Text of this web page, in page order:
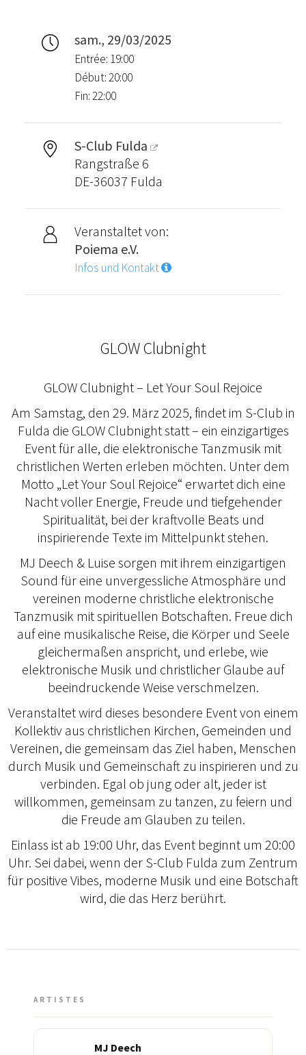
sam., 29/03/2025
Entrée: 19:00
Début: 20:00
Fin: 22:00
S-Club Fulda
Rangstraße 6
DE-36037 Fulda
Veranstaltet von:
Poiema e.V.
Infos und Kontakt
GLOW Clubnight
GLOW Clubnight – Let Your Soul Rejoice
Am Samstag, den 29. März 2025, findet im S-Club in
Fulda die GLOW Clubnight statt – ein einzigartiges
Event für alle, die elektronische Tanzmusik mit
christlichen Werten erleben möchten. Unter dem
Motto „Let Your Soul Rejoice“ erwartet dich eine
Nacht voller Energie, Freude und tiefgehender
Spiritualität, bei der kraftvolle Beats und
inspirierende Texte im Mittelpunkt stehen.
MJ Deech & Luise sorgen mit ihrem einzigartigen
Sound für eine unvergessliche Atmosphäre und
vereinen moderne christliche elektronische
Tanzmusik mit spirituellen Botschaften. Freue dich
auf eine musikalische Reise, die Körper und Seele
gleichermaßen anspricht, und erlebe, wie
elektronische Musik und christlicher Glaube auf
beeindruckende Weise verschmelzen.
Veranstaltet wird dieses besondere Event von einem
Kollektiv aus christlichen Kirchen, Gemeinden und
Vereinen, die gemeinsam das Ziel haben, Menschen
durch Musik und Gemeinschaft zu inspirieren und zu
verbinden. Egal ob jung oder alt, jeder ist
willkommen, gemeinsam zu tanzen, zu feiern und
die Freude am Glauben zu teilen.
Einlass ist ab 19:00 Uhr, das Event beginnt um 20:00
Uhr. Sei dabei, wenn der S-Club Fulda zum Zentrum
für positive Vibes, moderne Musik und eine Botschaft
wird, die das Herz berührt.
ARTISTES
MJ Deech